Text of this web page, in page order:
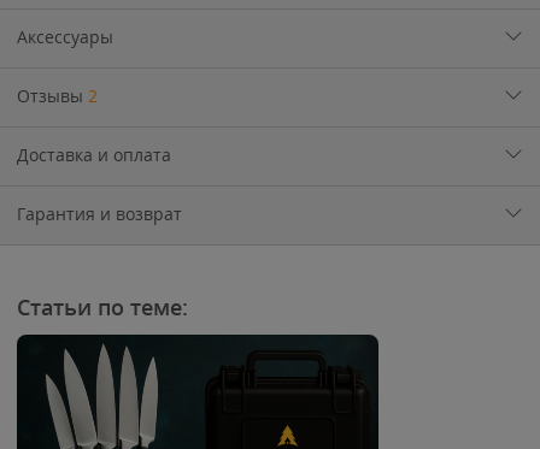
Аксессуары
Отзывы 2
Доставка и оплата
Гарантия и возврат
Статьи по теме: